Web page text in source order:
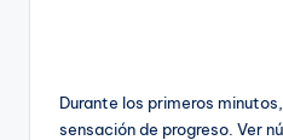
Durante los primeros
sensación de progreso. Ver